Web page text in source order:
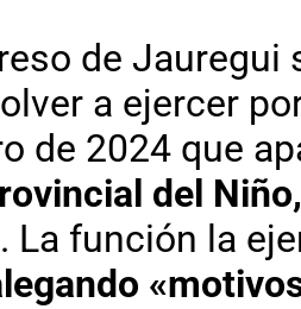
de
a ejercer
de 2024 que
del
. La función la